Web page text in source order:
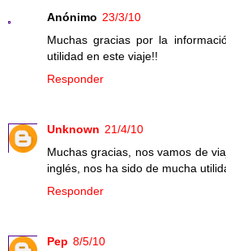
Anónimo 23/3/10
Muchas gracias por la
utilidad en este viaje!!
Responder
Unknown 21/4/10
Muchas gracias, nos vamos de
inglés, nos ha sido de mucha
Responder
Pep 8/5/10